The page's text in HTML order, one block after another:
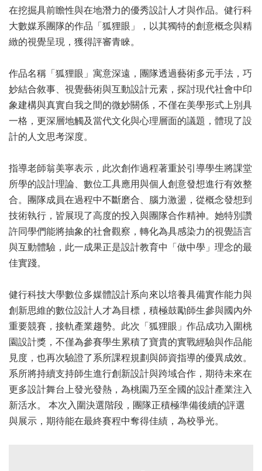
在挖掘具前瞻性與在地潛力的優秀設計人才與作品。健行科
大數媒系團隊的作品「狐狸眼」，以其獨特的創意概念與精
緻的視覺呈現，獲得評審青睞。
作品名稱「狐狸眼」寓意深遠，團隊透過藝術多元手法，巧
妙結合敘事、視覺藝術與互動設計元素，探討現代社會中印
象建構與真實自我之間的微妙關係，不僅在美學形式上別具
一格，更深層地觸及當代文化與心理層面的議題，體現了設
計的人文思考深度。
指導老師翁美寧表示，此次創作過程著重於引導學生將課堂
所學的設計理論、數位工具應用與個人創意發想進行有效整
合。團隊成員在過程中不斷磨合、腦力激盪，從概念發想到
技術執行，皆展現了高度的投入與團隊合作精神。她特別讚
許同學們能將抽象的社會觀察，轉化為具感染力的視覺語言
與互動體驗，此一成果正是設計教育中「做中學」理念的最
佳實踐。
健行科技大學數位多媒體設計系向來以培養具備實作能力與
創新思維的數位設計人才為目標，積極鼓勵師生參與國內外
重要競賽，接軌產業趨勢。此次「狐狸眼」作品成功入圍桃
園設計獎，不僅為參賽學生累積了寶貴的實戰經驗與作品能
見度，也再次驗證了系所課程規劃與師資指導的優異成效。
系所將持續支持師生進行創新設計與跨域合作，期待未來在
更多設計舞台上發光發熱，為桃園乃至全國的設計產業注入
新活水。 本次入圍決選階段，團隊正積極準備後續的評選
與展示，期待能在最終賽程中奪得佳績，為校爭光。